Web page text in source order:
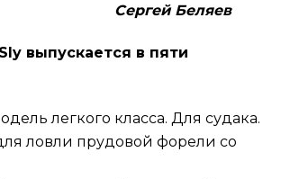
Сергей Беляев
Sly выпускается в пяти
легкого класса. Для судака.
ловли прудовой форели со